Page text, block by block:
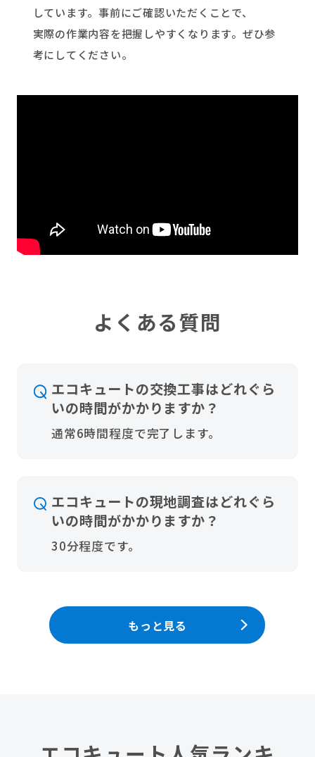
しています。事前にご確認いただくことで、
実際の作業内容を把握しやすくなります。ぜひ参
考にしてください。
よくある質問
エコキュートの交換工事はどれぐら
いの時間がかかりますか？
通常6時間程度で完了します。
エコキュートの現地調査はどれぐら
いの時間がかかりますか？
30分程度です。
もっと見る